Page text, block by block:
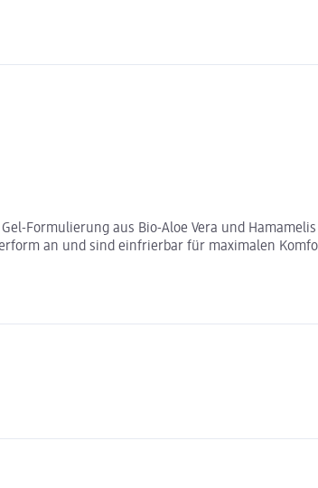
Formulierung aus Bio-Aloe Vera und
an und sind einfrierbar für maximalen